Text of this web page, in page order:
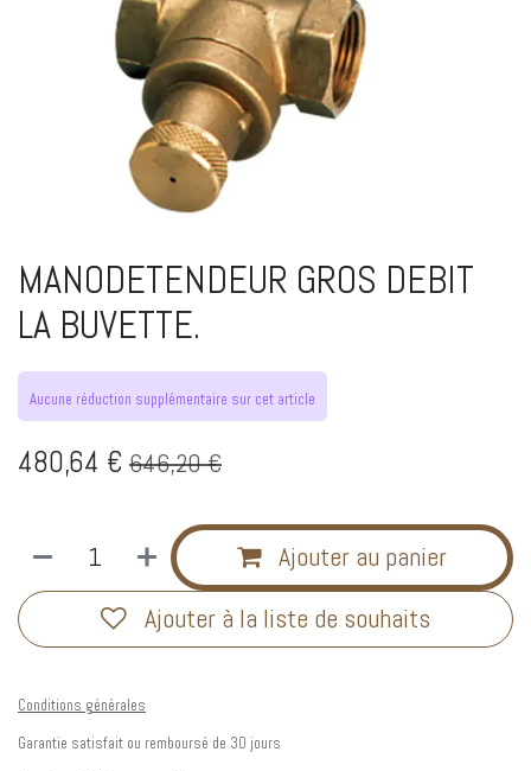
MANODETENDEUR GROS DEBIT
LA BUVETTE.
Aucune réduction supplémentaire sur cet article
480,64 € 646,20€
Ajouter au panier
Ajouter à la liste de souhaits
Conditions générales
Garantie satisfait ou remboursé de 30 jours